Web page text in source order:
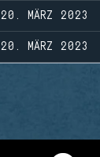
20. MÄRZ 2023
20. MÄRZ 2023